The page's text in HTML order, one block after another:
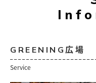
GREENING広場
Service